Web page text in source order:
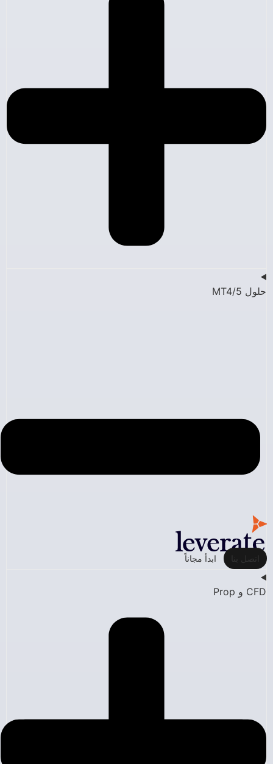
حلول MT4/5
اتصل بنا ابدأ مجاناً
CFD و Prop